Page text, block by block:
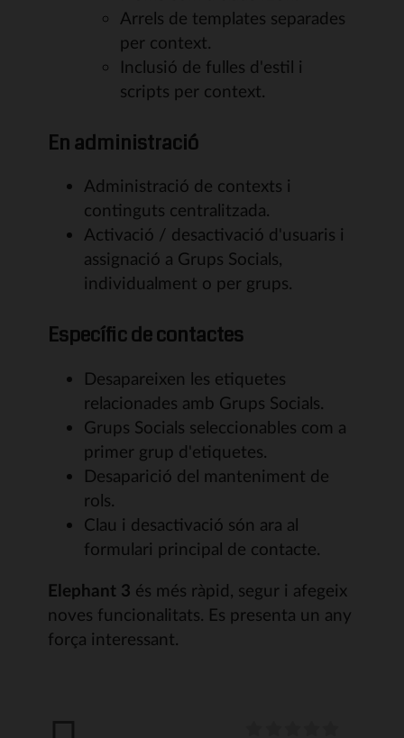
Arrels de templates separades
per context.
Inclusió de fulles d'estil i
scripts per context.
En administració
Administració de contexts i
continguts centralitzada.
Activació / desactivació d'usuaris i
assignació a Grups Socials,
individualment o per grups.
Específic de contactes
Desapareixen les etiquetes
relacionades amb Grups Socials.
Grups Socials seleccionables com a
primer grup d'etiquetes.
Desaparició del manteniment de
rols.
Clau i desactivació són ara al
formulari principal de contacte.
Elephant 3 és més ràpid, segur i afegeix
noves funcionalitats. Es presenta un any
força interessant.